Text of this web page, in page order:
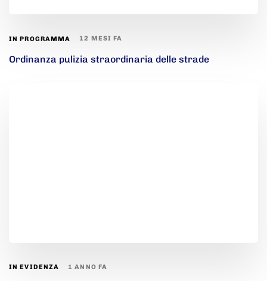
IN PROGRAMMA 12 MESI FA
Ordinanza pulizia straordinaria delle strade
IN EVIDENZA 1 ANNO FA